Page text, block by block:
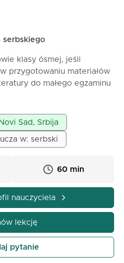
serbskiego
klasy ósmej, jeśli
przygotowaniu materiałów
do małego egzaminu
właściwym miejscu.
materiału (gramatyka,
tylko tych obszarów, które
Głównym celem moich
pytania, które nie są
na typowe błędy małych
lekcje są indywidualne,
dostosowane do ucznia i
do nauki jest zapewniony
o postępach i
Sad, Srbija
w: serbski
60 min
nauczyciela
lekcję
pytanie